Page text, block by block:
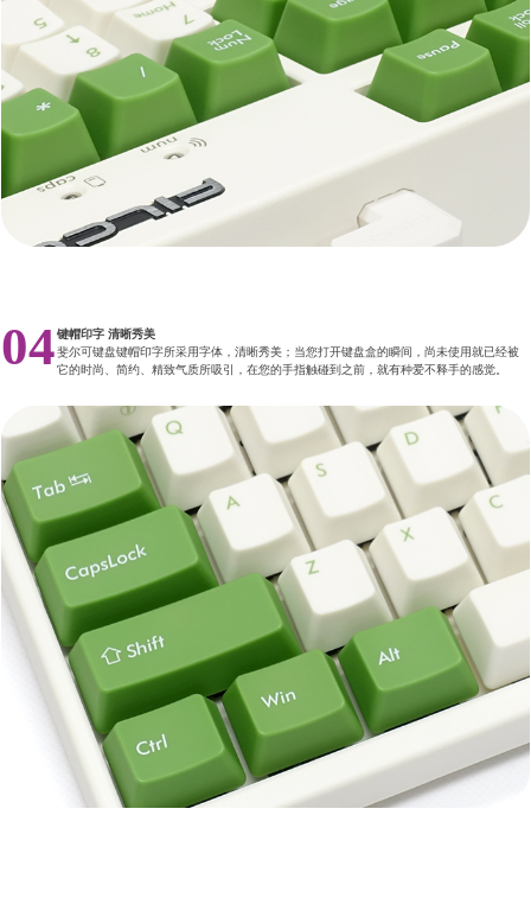
04键帽印字 清晰秀美
斐尔可键盘键帽印字所采用字体，清晰秀美；当您打开键盘盒的瞬间，尚未使用就已经被
它的时尚、简约、精致气质所吸引，在您的手指触碰到之前，就有种爱不释手的感觉。